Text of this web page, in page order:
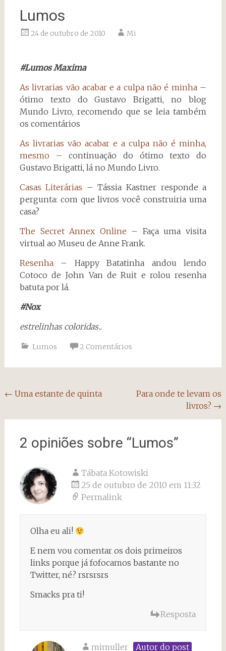
Lumos
24 de outubro de 2010 Mi
#Lumos Maxima
As livrarias vão acabar e a culpa não é minha–
ótimo texto do Gustavo Brigatti, no blog
Mundo Livro, recomendo que se leia também
os comentários
As livrarias vão acabar e a culpa não é minha,
mesmo – continuação do ótimo texto do
Gustavo Brigatti, lá no Mundo Livro.
Casas Literárias – Tássia Kastner responde a
pergunta: com que livros você construiria uma
casa?
The Secret Annex Online – Faça uma visita
virtual ao Museu de Anne Frank.
Resenha– Happy Batatinha andou lendo
Cotoco de John Van de Ruit e rolou resenha
batuta por lá.
#Nox
estrelinhas coloridas..
Lumos 2 Comentários
Navegação
← Uma estante de quinta
Para onde te levam os
livros? →
2 opiniões sobre “Lumos”
Tábata Kotowiski
25 de outubro de 2010 em 11:32
Permalink
Olha eu ali!
E nem vou comentar os dois primeiros
links porque já fofocamos bastante no
Twitter, né? rsrsrsrs
Smacks pra ti!
Resposta
mimuller
Autor do post